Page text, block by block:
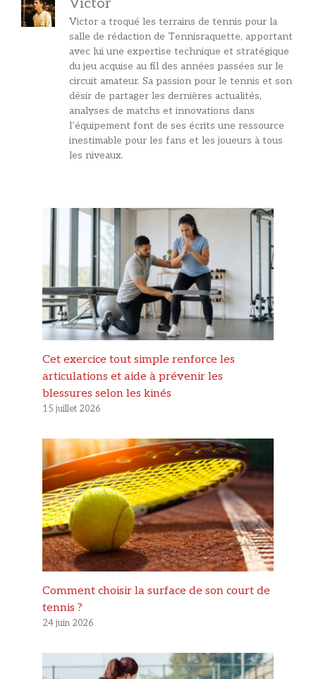
Victor
Victor a troqué les terrains de tennis pour la
salle de rédaction de Tennisraquette, apportant
avec lui une expertise technique et stratégique
du jeu acquise au fil des années passées sur le
circuit amateur. Sa passion pour le tennis et son
désir de partager les dernières actualités,
analyses de matchs et innovations dans
l’équipement font de ses écrits une ressource
inestimable pour les fans et les joueurs à tous
les niveaux.
Cet exercice tout simple renforce les
articulations et aide à prévenir les
blessures selon les kinés
15 juillet 2026
Comment choisir la surface de son court de
tennis ?
24 juin 2026